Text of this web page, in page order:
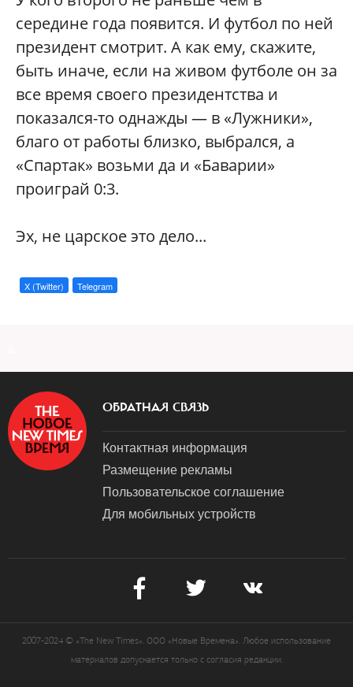
середине года появится. И футбол по ней
президент смотрит. А как ему, скажите,
быть иначе, если на живом футболе он за
все время своего президентства и
показался-то однажды — в «Лужники»,
благо от работы близко, выбрался, а
«Спартак» возьми да и «Баварии»
проиграй 0:3.
Эх, не царское это дело...
X (Twitter) Telegram
ОБРАТНАЯ СВЯЗЬ
Контактная информация
Размещение рекламы
Пользовательское соглашение
Для мобильных устройств
2007-2024 © «The New Times». ООО «Новые Времена». Любое использование
материалов допускается только с согласия редакции.